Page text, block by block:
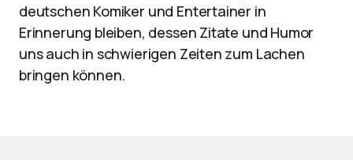
deutschen Komiker und Entertainer in
Erinnerung bleiben, dessen Zitate und Humor
uns auch in schwierigen Zeiten zum Lachen
bringen können.